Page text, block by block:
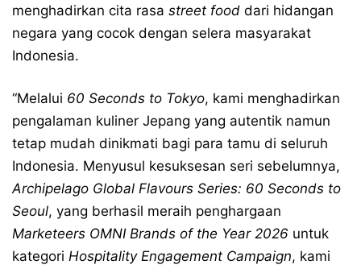
menghadirkan cita rasa street food dari hidangan
negara yang cocok dengan selera masyarakat
Indonesia.
“Melalui 60 Seconds to Tokyo, kami menghadirkan
pengalaman kuliner Jepang yang autentik namun
tetap mudah dinikmati bagi para tamu di seluruh
Indonesia. Menyusul kesuksesan seri sebelumnya,
Archipelago Global Flavours Series: 60 Seconds to
Seoul, yang berhasil meraih penghargaan
Marketeers OMNI Brands of the Year 2026 untuk
kategori Hospitality Engagement Campaign, kami